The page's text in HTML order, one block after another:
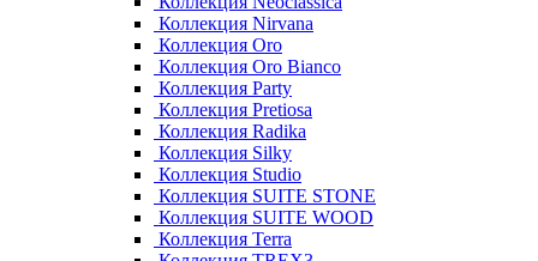
Коллекция Nirvana
Коллекция Oro
Коллекция Oro Bianco
Коллекция Party
Коллекция Pretiosa
Коллекция Radika
Коллекция Silky
Коллекция Studio
Коллекция SUITE STONE
Коллекция SUITE WOOD
Коллекция Terra